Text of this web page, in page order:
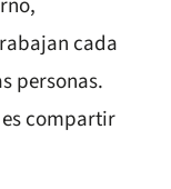
cada
personas.
compartir